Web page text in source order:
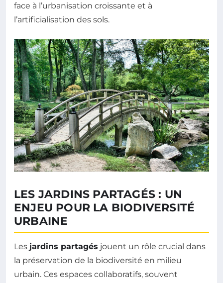
face à l’urbanisation croissante et à
l’artificialisation des sols.
LES JARDINS PARTAGÉS : UN
ENJEU POUR LA BIODIVERSITÉ
URBAINE
Les jardins partagés jouent un rôle crucial dans
la préservation de la biodiversité en milieu
urbain. Ces espaces collaboratifs, souvent